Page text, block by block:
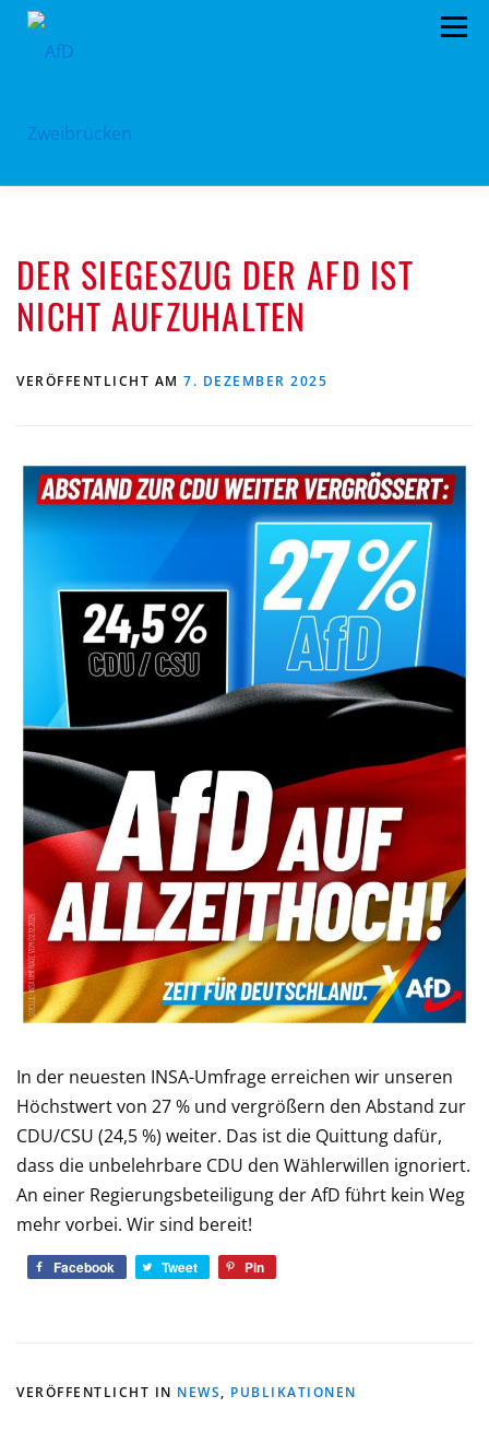
Zum
Menü
PROGRAMM VORSTAND ARCHIV
SPENDEN KONTAKT
DER SIEGESZUG DER AFD IST
NICHT AUFZUHALTEN
VERÖFFENTLICHT AM 7. DEZEMBER 2025
In der neuesten INSA-Umfrage erreichen wir unseren
Höchstwert von 27 % und vergrößern den Abstand zur
CDU/CSU (24,5 %) weiter. Das ist die Quittung dafür,
dass die unbelehrbare CDU den Wählerwillen ignoriert.
An einer Regierungsbeteiligung der AfD führt kein Weg
mehr vorbei. Wir sind bereit!
Facebook Tweet Pin
VERÖFFENTLICHT IN NEWS, PUBLIKATIONEN